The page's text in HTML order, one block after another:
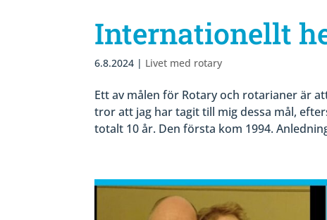
Internationellt
6.8.2024 | Livet med rotary
Ett av målen för Rotary och rotarianer är
tror att jag har tagit till mig dessa mål,
totalt 10 år. Den första kom 1994.